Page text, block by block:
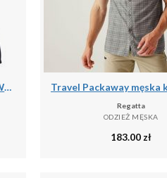
Męska Kurtka Kieszonkowa + Worek Pack It III
Regatta
ODZIEŻ MĘSKA
183.00 zł